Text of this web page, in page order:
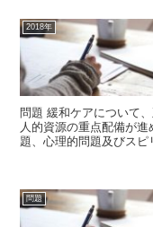
2018年
問題 緩和ケアについて
人的資源の重点配備が
題、心理的問題及びスピ
問題